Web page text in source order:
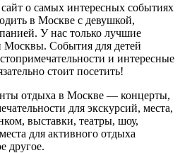
о самых интересных событиях
в Москве с девушкой,
У нас только лучшие
Москвы. События для детей
и интересные
стоит посетить!
отдыха в Москве — концерты,
для экскурсий, места,
выставки, театры, шоу,
для активного отдыха
другое.